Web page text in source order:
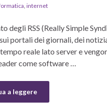
, internet
degli RSS (Really Simple
portali dei giornali, dei
reale lato server e
come software …
a leggere